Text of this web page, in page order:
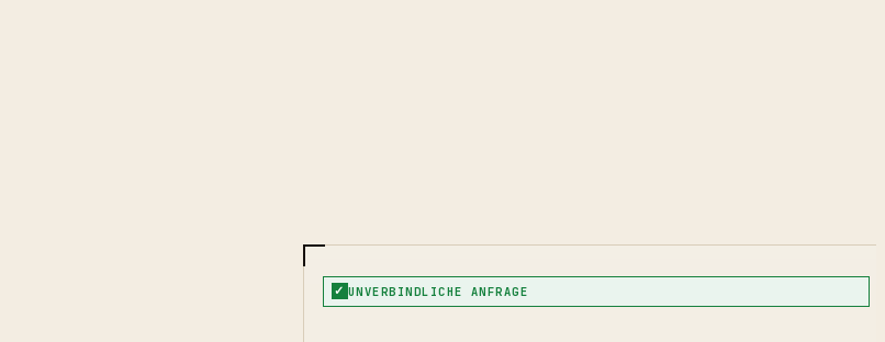
✓ UNVERBINDLICHE ANFRAGE